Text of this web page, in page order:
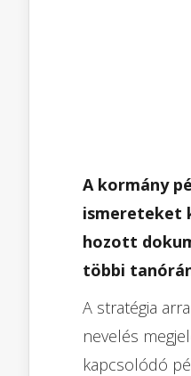
A kormány
ismereteket
hozott
többi
A stratégia
nevelés
kapcsolódó